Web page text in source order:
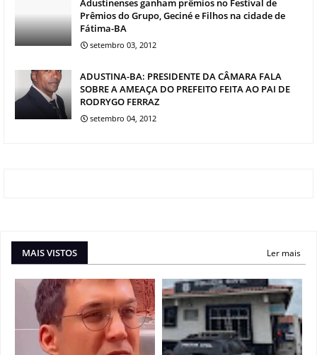
Adustinenses ganham prêmios no Festival de
Prêmios do Grupo, Geciné e Filhos na cidade de
Fátima-BA
setembro 03, 2012
ADUSTINA-BA: PRESIDENTE DA CÂMARA FALA
SOBRE A AMEAÇA DO PREFEITO FEITA AO PAI DE
RODRYGO FERRAZ
setembro 04, 2012
MAIS VISTOS Ler mais